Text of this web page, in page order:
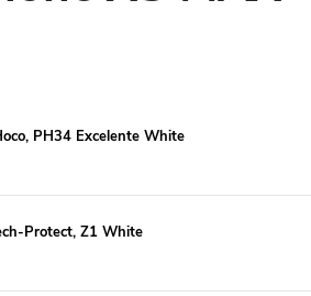
PH34 Excelente White
Protect, Z1 White